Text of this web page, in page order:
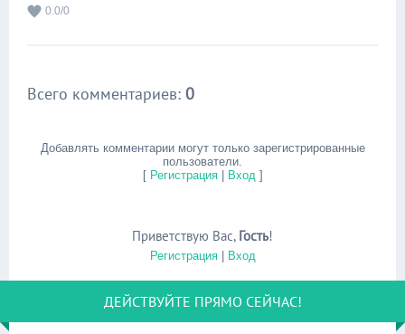
0.0/0
Всего комментариев: 0
Добавлять комментарии могут только зарегистрированные
пользователи.
[ Регистрация| Вход]
Приветствую Вас, Гость!
Регистрация| Вход
ДЕЙСТВУЙТЕ ПРЯМО СЕЙЧАС!